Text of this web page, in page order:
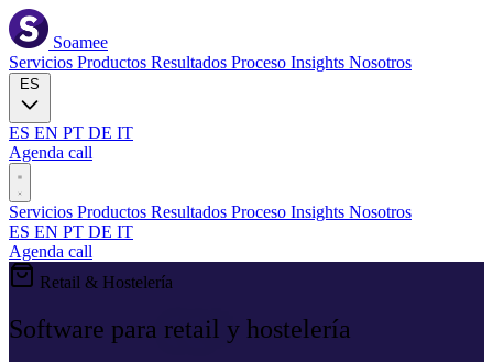
Soamee
Servicios Productos Resultados Proceso Insights Nosotros
ES EN PT DE IT
Agenda call
Servicios Productos Resultados Proceso Insights Nosotros
ES EN PT DE IT
Agenda call
Retail & Hostelería
Software para retail y hostelería